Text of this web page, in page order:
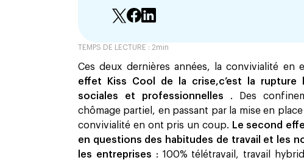
TEMPS DE LECTURE : 2min
Ces deux dernières années, la convivialité en
effet Kiss Cool de la crise,c’est la
sociales et professionnelles . Des
chômage partiel, en passant par la mise en
convivialité en ont pris un coup. Le second
en questions des habitudes de travail et les
les entreprises : 100% télétravail, travail